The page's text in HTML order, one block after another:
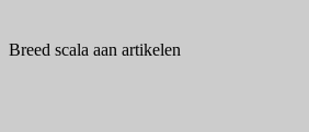
Breed scala aan artikelen